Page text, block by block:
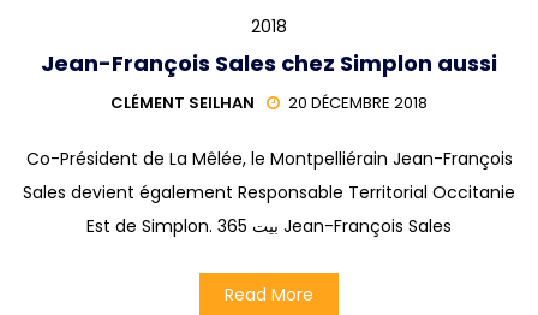
2018
Jean-François Sales chez Simplon aussi
CLÉMENT SEILHAN 20 DÉCEMBRE 2018
Co-Président de La Mêlée, le Montpelliérain Jean-François
Sales devient également Responsable Territorial Occitanie
Est de Simplon. بيت 365 Jean-François Sales
Read More